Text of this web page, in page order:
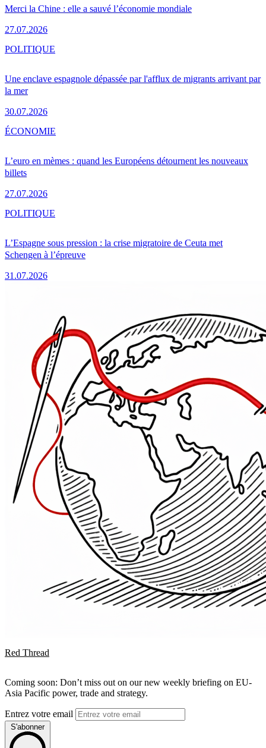
Merci la Chine : elle a sauvé l’économie mondiale
27.07.2026
Une enclave espagnole dépassée par l'afflux de migrants arrivant par
la mer
30.07.2026
POLITIQUE
L’euro en mèmes : quand les Européens détournent les nouveaux
billets
27.07.2026
ÉCONOMIE
L’Espagne sous pression : la crise migratoire de Ceuta met
Schengen à l’épreuve
31.07.2026
POLITIQUE
Red Thread
Coming soon: Don’t miss out on our new weekly briefing on EU-
Asia Pacific power, trade and strategy.
Entrez votre email
S'abonner